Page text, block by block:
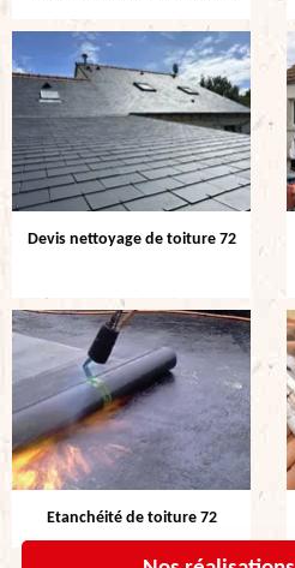
Devis nettoyage de toiture 72
Etanchéité de toiture 72